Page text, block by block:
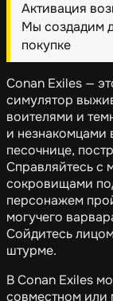
Активация
Мы создадим
покупке
Conan Exiles —
симулятор
воителями и
и
песочнице,
Справляйтесь с
сокровищами
персонажем
могучего
Сойдитесь
штурме.
В Conan Exiles
совместном или